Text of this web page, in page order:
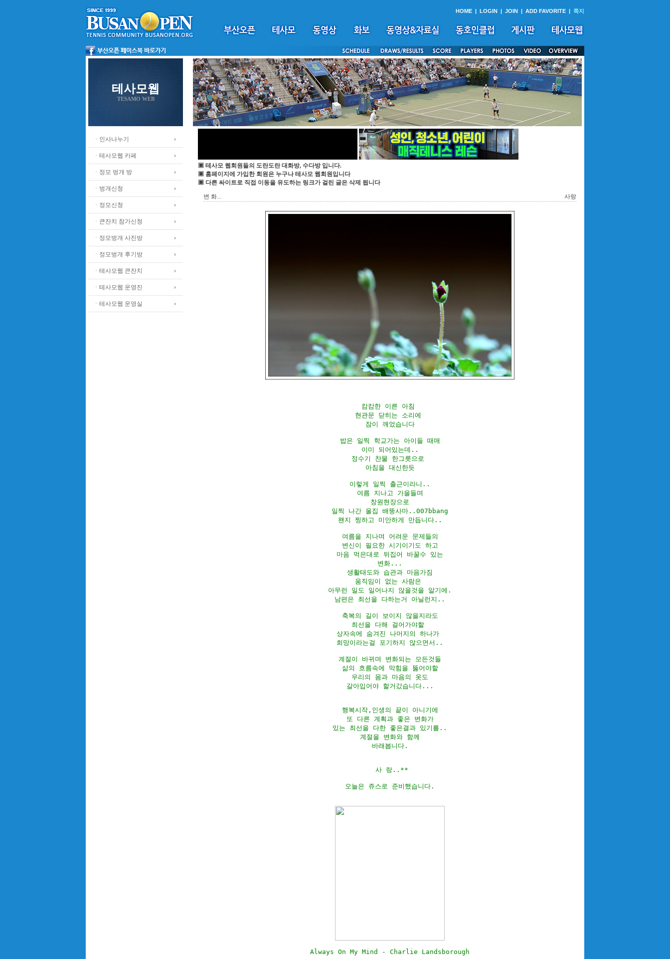
HOME | LOGIN | JOIN | ADD FAVORITE | 쪽지
테사모웹
TESAMO WEB
ㆍ인사나누기
ㆍ테사모웹 카페
ㆍ정모 벙개 방
ㆍ벙개신청
ㆍ정모신청
ㆍ큰잔치 참가신청
ㆍ정모벙개 사진방
ㆍ정모벙개 후기방
ㆍ테사모웹 큰잔치
ㆍ테사모웹 운영진
ㆍ테사모웹 운영실
▣ 테사모 웹회원들의 도란도란 대화방, 수다방 입니다.
▣ 홈페이지에 가입한 회원은 누구나 테사모 웹회원입니다
▣ 다른 싸이트로 직접 이동을 유도하는 링크가 걸린 글은 삭제 됩니다
변 화...
사랑
캄캄한 이른 아침
현관문 닫히는 소리에
잠이 깨었습니다
밥은 일찍 학교가는 아이들 때매
이미 되어있는데..
정수기 찬물 한그릇으로
아침을 대신한듯
이렇게 일찍 출근이라니..
여름 지나고 가을들며
창원현장으로
일찍 나간 울집 배뚱사마..007bbang
왠지 찡하고 미안하게 만듭니다..
여름을 지나며 어려운 문제들의
변신이 필요한 시기이기도 하고
마음 먹은대로 뒤집어 바꿀수 있는
변화...
생활태도와 습관과 마음가짐
움직임이 없는 사람은
아무런 일도 일어나지 않을것을 알기에.
남편은 최선을 다하는거 아닐런지..
축복의 길이 보이지 않을지라도
최선을 다해 걸어가야할
상자속에 숨겨진 나머지의 하나가
희망이라는걸 포기하지 않으면서..
계절이 바뀌며 변화되는 모든것들
삶의 흐름속에 막힘을 뚫어야할
우리의 몸과 마음의 옷도
갈아입어야 할거갔습니다...
행복시작,인생의 끝이 아니기에
또 다른 계획과 좋은 변화가
있는 최선을 다한 좋은결과 있기를..
계절을 변화와 함께
바래봅니다.
사 랑..**
오늘은 쥬스로 준비했습니다.
Always On My Mind - Charlie Landsborough